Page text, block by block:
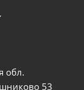
обл.
53